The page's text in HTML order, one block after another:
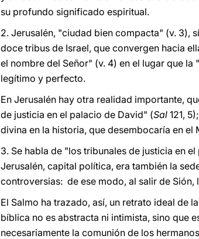
su profundo significado espiritual.
2. Jerusalén, "ciudad bien compacta" (v. 3),
doce tribus de Israel, que convergen hacia
el nombre del Señor" (v. 4) en el lugar que la
legítimo y perfecto.
En Jerusalén hay otra realidad importante,
de justicia en el palacio de David" (Sal 121,
divina en la historia, que desembocaría en el
3. Se habla de "los tribunales de justicia en
Jerusalén, capital política, era también la
controversias: de ese modo, al salir de
El Salmo ha trazado, así, un retrato ideal de
bíblica no es abstracta ni intimista, sino que
necesariamente la comunión de los